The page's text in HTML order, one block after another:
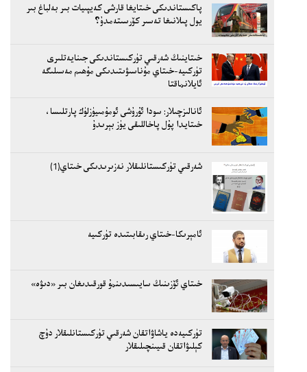
پاكىستاندىكى خىتايغا قارشى كەيپىيات بىر بەلباغ بىر
يول پىلانىغا تەسىر كۆرسىتەمدۇ؟
خىتاينىڭ شەرقىي تۈركىستاندىكى جىنايەتلىرى
تۈركىيە-خىتاي مۇناسىۋىتىدىكى مۇھىم مەسىلىگە
ئايلانماقتا
ئانالىزچىلار: سودا ئۇرۇشى ئومۇمىيۈزلۈك پارتلىسا،
خىتايدا پۇل پاخاللىقى يۈز بېرىدۇ
شەرقىي تۈركىستانلىقلار نەزىرىدىكى خىتاي(1)
ئامېرىكا-خىتاي رىقابىتىدە تۈركىيە
خىتاي ئۆزىنىڭ سايىسىدىنمۇ قورقىدىغان بىر «دىۋە»
تۈركىيەدە ياشاۋاتقان شەرقىي تۈركىستانلىقلار دۇچ
كېلىۋاتقان قىيىنچىلىقلار